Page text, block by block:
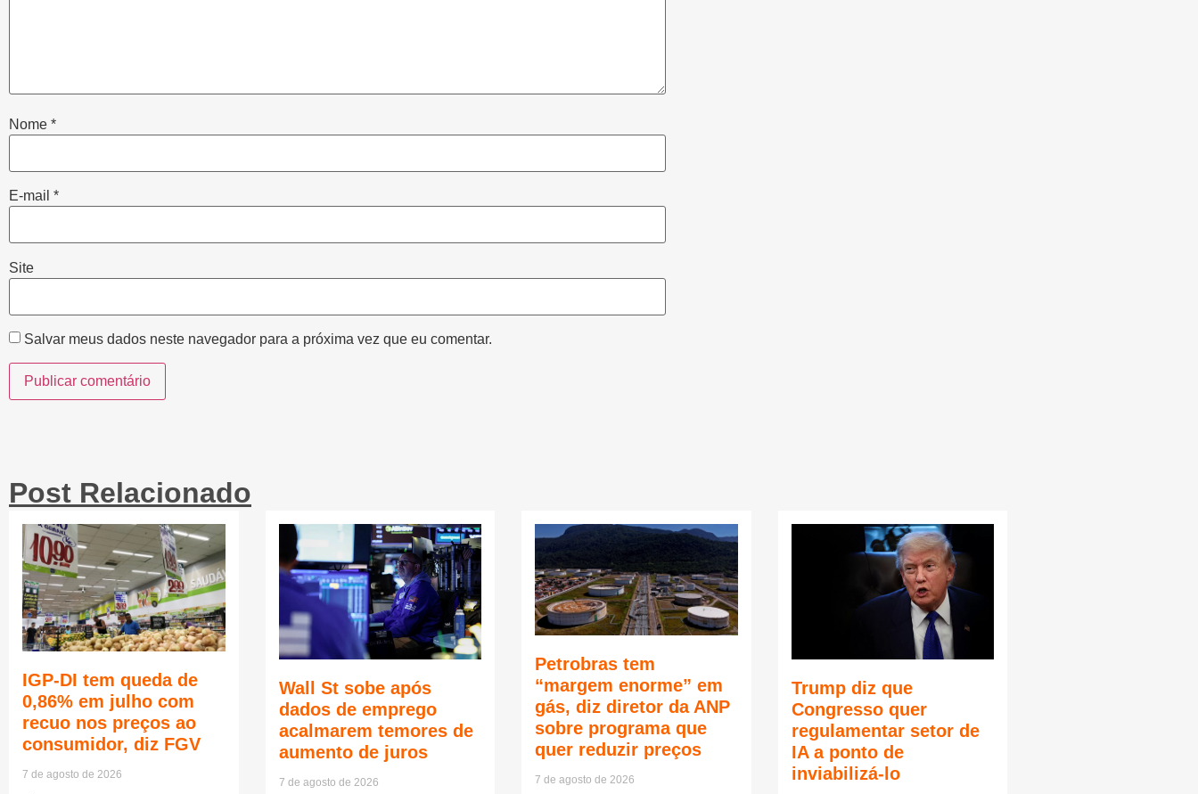
Nome *
E-mail *
Site
Salvar meus dados neste navegador para a próxima vez que eu comentar.
Post Relacionado
IGP-DI tem queda de
0,86% em julho com
recuo nos preços ao
consumidor, diz FGV
7 de agosto de 2026
Wall St sobe após
dados de emprego
acalmarem temores de
aumento de juros
7 de agosto de 2026
Petrobras tem
“margem enorme” em
gás, diz diretor da ANP
sobre programa que
quer reduzir preços
7 de agosto de 2026
Trump diz que
Congresso quer
regulamentar setor de
IA a ponto de
inviabilizá-lo